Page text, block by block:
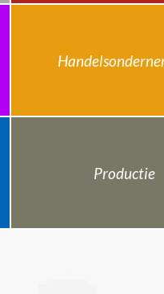
Productie